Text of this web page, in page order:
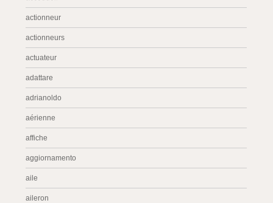
actionneur
actionneurs
actuateur
adattare
adrianoldo
aérienne
affiche
aggiornamento
aile
aileron